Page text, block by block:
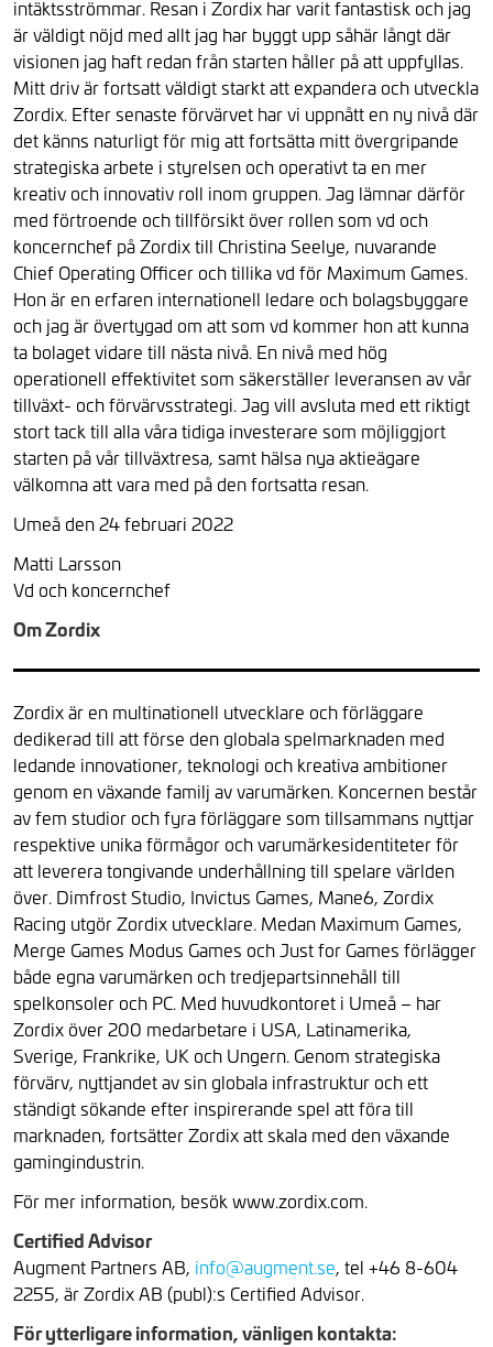
intäktsströmmar. Resan i Zordix har varit fantastisk och jag
är väldigt nöjd med allt jag har byggt upp såhär långt där
visionen jag haft redan från starten håller på att uppfyllas.
Mitt driv är fortsatt väldigt starkt att expandera och utveckla
Zordix. Efter senaste förvärvet har vi uppnått en ny nivå där
det känns naturligt för mig att fortsätta mitt övergripande
strategiska arbete i styrelsen och operativt ta en mer
kreativ och innovativ roll inom gruppen. Jag lämnar därför
med förtroende och tillförsikt över rollen som vd och
koncernchef på Zordix till Christina Seelye, nuvarande
Chief Operating Officer och tillika vd för Maximum Games.
Hon är en erfaren internationell ledare och bolagsbyggare
och jag är övertygad om att som vd kommer hon att kunna
ta bolaget vidare till nästa nivå. En nivå med hög
operationell effektivitet som säkerställer leveransen av vår
tillväxt- och förvärvsstrategi. Jag vill avsluta med ett riktigt
stort tack till alla våra tidiga investerare som möjliggjort
starten på vår tillväxtresa, samt hälsa nya aktieägare
välkomna att vara med på den fortsatta resan.
Umeå den 24 februari 2022
Matti Larsson
Vd och koncernchef
Om Zordix
Zordix är en multinationell utvecklare och förläggare
dedikerad till att förse den globala spelmarknaden med
ledande innovationer, teknologi och kreativa ambitioner
genom en växande familj av varumärken. Koncernen består
av fem studior och fyra förläggare som tillsammans nyttjar
respektive unika förmågor och varumärkesidentiteter för
att leverera tongivande underhållning till spelare världen
över. Dimfrost Studio, Invictus Games, Mane6, Zordix
Racing utgör Zordix utvecklare. Medan Maximum Games,
Merge Games Modus Games och Just for Games förlägger
både egna varumärken och tredjepartsinnehåll till
spelkonsoler och PC. Med huvudkontoret i Umeå – har
Zordix över 200 medarbetare i USA, Latinamerika,
Sverige, Frankrike, UK och Ungern. Genom strategiska
förvärv, nyttjandet av sin globala infrastruktur och ett
ständigt sökande efter inspirerande spel att föra till
marknaden, fortsätter Zordix att skala med den växande
gamingindustrin.
För mer information, besök www.zordix.com.
Certified Advisor
Augment Partners AB, info@augment.se, tel +46 8-604
2255, är Zordix AB (publ):s Certified Advisor.
För ytterligare information, vänligen kontakta: